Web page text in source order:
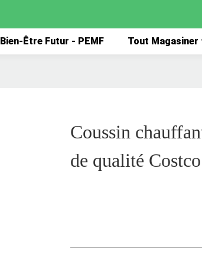
Bien-Être Futur - PEMF Tout Magasiner
Coussin
de qualité Costco